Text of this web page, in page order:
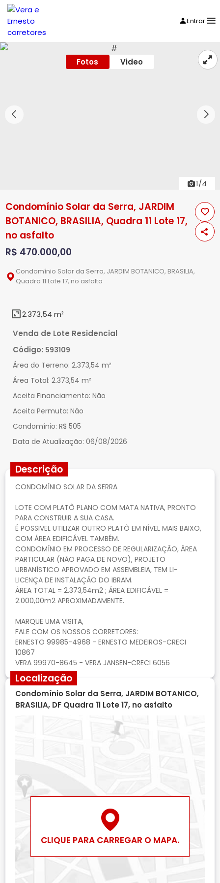
Entrar
1/4
Fotos Video
Condomínio Solar da Serra, JARDIM
BOTANICO, BRASILIA, Quadra 11 Lote 17,
no asfalto
R$ 470.000,00
Condomínio Solar da Serra, JARDIM BOTANICO, BRASILIA,
Quadra 11 Lote 17, no asfalto
2.373,54 m²
Venda de Lote Residencial
Código: 593109
Área do Terreno: 2.373,54 m²
Área Total: 2.373,54 m²
Aceita Financiamento: Não
Aceita Permuta: Não
Condomínio: R$ 505
Data de Atualização: 06/08/2026
Descrição
CONDOMÍNIO SOLAR DA SERRA
LOTE COM PLATÔ PLANO COM MATA NATIVA, PRONTO
PARA CONSTRUIR A SUA CASA.
É POSSIVEL UTILIZAR OUTRO PLATÔ EM NÍVEL MAIS BAIXO,
COM ÁREA EDIFICÁVEL TAMBÉM.
CONDOMÍNIO EM PROCESSO DE REGULARIZAÇÃO, ÁREA
PARTICULAR (NÃO PAGA DE NOVO), PROJETO
URBANÍSTICO APROVADO EM ASSEMBLEIA, TEM LI-
LICENÇA DE INSTALAÇÃO DO IBRAM.
ÁREA TOTAL = 2.373,54m2 ; ÁREA EDIFICÁVEL =
2.000,00m2 APROXIMADAMENTE.
MARQUE UMA VISITA,
FALE COM OS NOSSOS CORRETORES:
ERNESTO 99985-4968 - ERNESTO MEDEIROS-CRECI
10867
Localização
Condomínio Solar da Serra, JARDIM BOTANICO,
BRASILIA, DF Quadra 11 Lote 17, no asfalto
CLIQUE PARA CARREGAR O MAPA.